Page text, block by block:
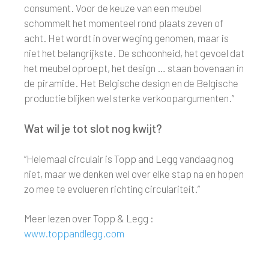
consument. Voor de keuze van een meubel
schommelt het momenteel rond plaats zeven of
acht. Het wordt in overweging genomen, maar is
niet het belangrijkste. De schoonheid, het gevoel dat
het meubel oproept, het design … staan bovenaan in
de piramide. Het Belgische design en de Belgische
productie blijken wel sterke verkoopargumenten.”
Wat wil je tot slot nog kwijt?
“Helemaal circulair is Topp and Legg vandaag nog
niet, maar we denken wel over elke stap na en hopen
zo mee te evolueren richting circulariteit.”
Meer lezen over Topp & Legg :
www.toppandlegg.com